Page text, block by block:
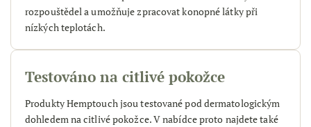
rozpouštědel a umožňuje zpracovat konopné látky při
nízkých teplotách.
Testováno na citlivé pokožce
Produkty Hemptouch jsou testované pod dermatologickým
dohledem na citlivé pokožce. V nabídce proto najdete také